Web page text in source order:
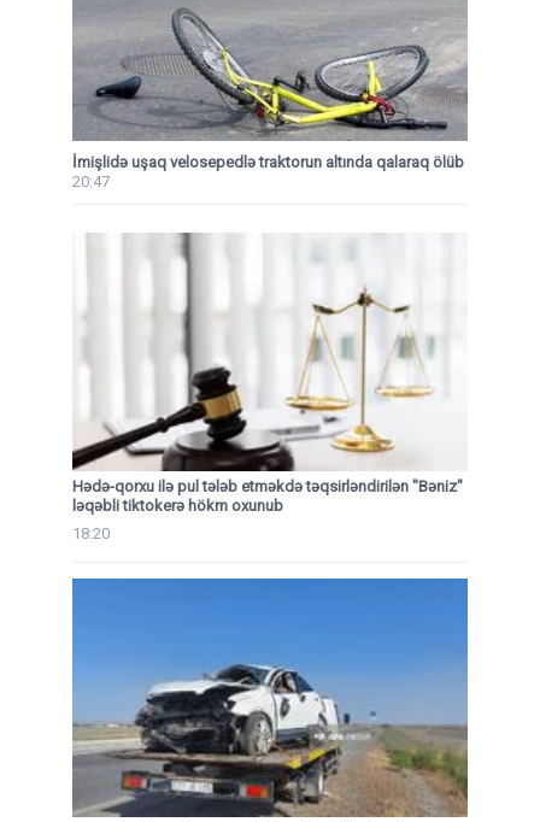
İmişlidə uşaq velosepedlə traktorun altında qalaraq ölüb
20:47
Hədə-qorxu ilə pul tələb etməkdə təqsirləndirilən "Bəniz"
ləqəbli tiktokerə hökm oxunub
18:20